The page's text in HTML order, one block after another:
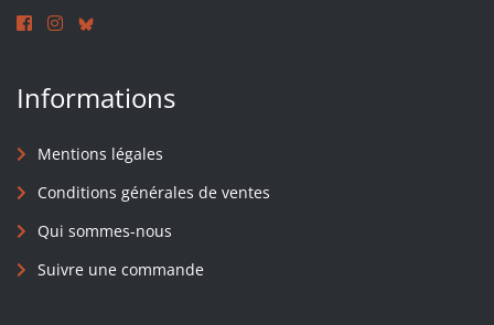
Informations
Mentions légales
Conditions générales de ventes
Qui sommes-nous
Suivre une commande